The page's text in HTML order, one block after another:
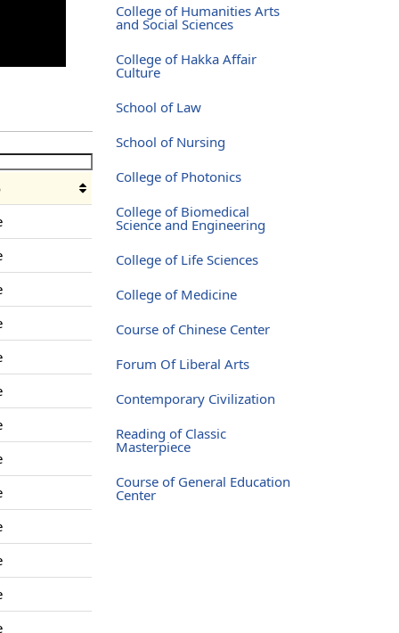
College of Humanities Arts
and Social Sciences
College of Hakka Affair
Culture
School of Law
School of Nursing
College of Photonics
College of Biomedical
Science and Engineering
College of Life Sciences
College of Medicine
Course of Chinese Center
Forum Of Liberal Arts
Contemporary Civilization
Reading of Classic
Masterpiece
Course of General Education
Center